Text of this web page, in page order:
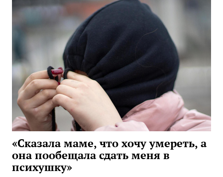
«Сказала маме, что хочу умереть, а
она пообещала сдать меня в
психушку»